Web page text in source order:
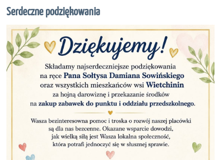
czytam"
-
ogólnopolska
akcja
czytelnicza:
Serdeczne podziękowania